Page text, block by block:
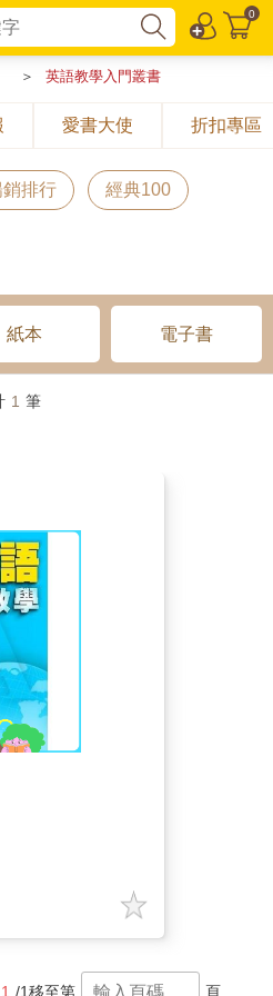
0
＞ 英語教學入門叢書
愛書大使 折扣專區
銷排行 經典100
紙本 電子書
1 筆
1 /1移至第 頁